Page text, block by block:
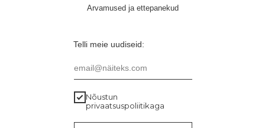
Telli meie uudiseid:
email@näiteks.com
Nõustun
privaatsuspoliitikaga
Arvamused ja ettepanekud